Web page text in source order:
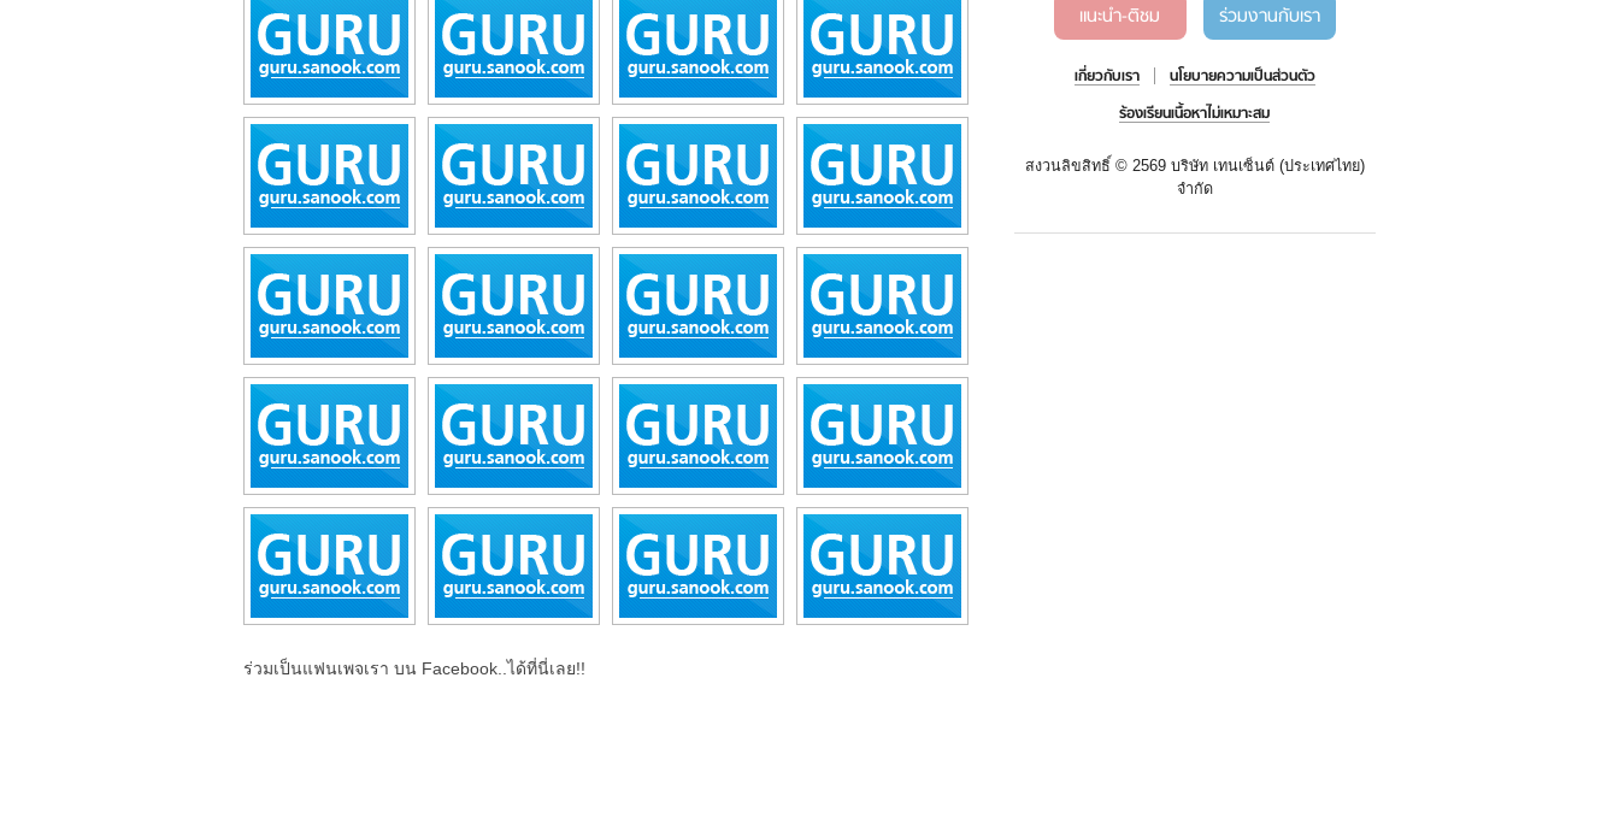
ร่วมเป็นแฟนเพจเรา บน Facebook..ได้ที่นี่เลย!!
แนะนำ-ติชม ร่วมงานกับเรา
เกี่ยวกับเรา
นโยบายความเป็นส่วนตัว
ร้องเรียนเนื้อหาไม่เหมาะสม
สงวนลิขสิทธิ์ © 2569 บริษัท เทนเซ็นต์ (ประเทศไทย)
จำกัด